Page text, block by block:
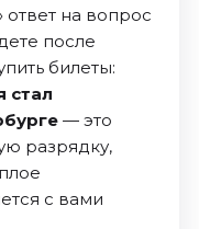
ответ на вопрос
после
билеты:
стал
— это
разрядку,
с вами